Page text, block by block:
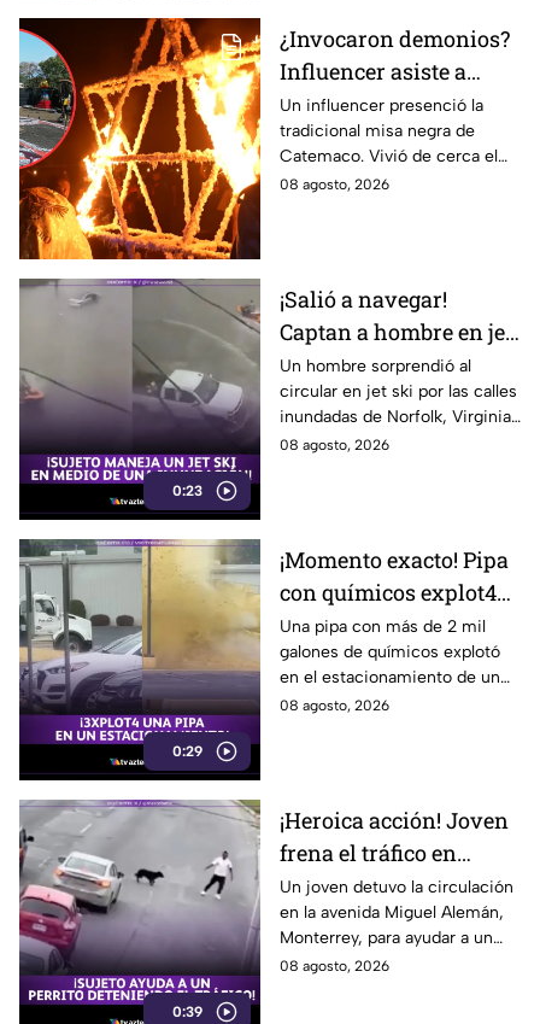
¿Invocaron demonios?
Influencer asiste a
misa n3gra en
Catemaco: Así vivió el
ritual con fuego y
brujos
Un influencer presenció la
tradicional misa negra de
Catemaco. Vivió de cerca el
ritual nocturno con fuego,
08 agosto, 2026
0:23
¡Salió a navegar!
Captan a hombre en jet
ski por calles
inundadas de Virginia
Un hombre sorprendió al
circular en jet ski por las calles
inundadas de Norfolk, Virginia,
tras una fuerte tormenta. El
08 agosto, 2026
0:29
¡Momento exacto! Pipa
con químicos explot4
en el estacionamiento
de un restaurante
Una pipa con más de 2 mil
galones de químicos explotó
en el estacionamiento de un
restaurante en Carolina del
08 agosto, 2026
0:39
¡Heroica acción! Joven
frena el tráfico en
Monterrey para salvar
a un perrito
Un joven detuvo la circulación
en la avenida Miguel Alemán,
Monterrey, para ayudar a un
perrito a cruzar la calle. El
08 agosto, 2026